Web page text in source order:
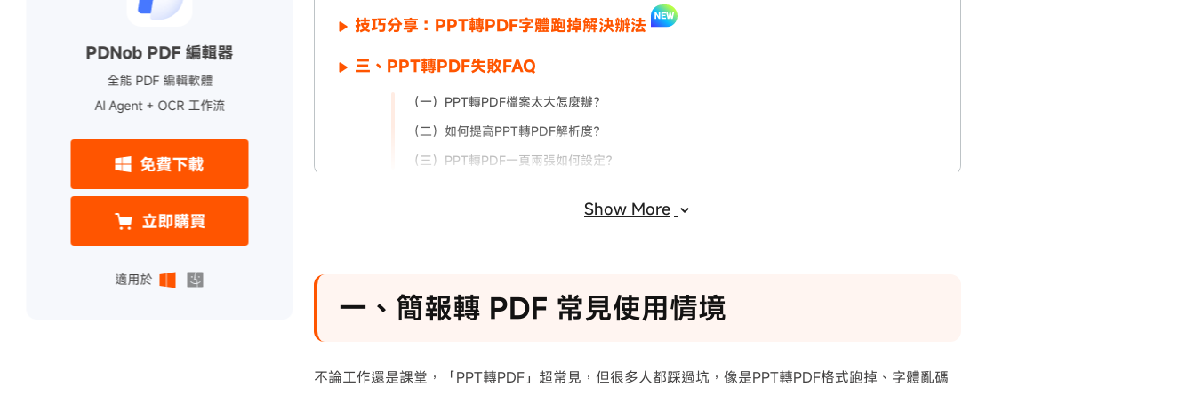
PDNob PDF 編輯器
全能 PDF 編輯軟體
AI Agent + OCR 工作流
免費下載
立即購買
適用於
技巧分享：PPT轉PDF字體跑掉解決辦法
三、PPT轉PDF失敗FAQ
（一）PPT轉PDF檔案太大怎麼辦？
（二）如何提高PPT轉PDF解析度？
（三）PPT轉PDF一頁兩張如何設定？
Show More
一、簡報轉 PDF 常見使用情境
不論工作還是課堂，「PPT轉PDF」超常見，但很多人都踩過坑，像是PPT轉PDF格式跑掉、字體亂碼